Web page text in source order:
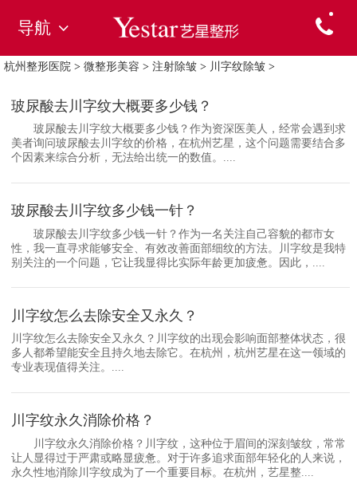
导航
杭州整形医院 > 微整形美容 > 注射除皱 > 川字纹除皱 >
玻尿酸去川字纹大概要多少钱？
玻尿酸去川字纹大概要多少钱？作为资深医美人，经常会遇到求
美者询问玻尿酸去川字纹的价格，在杭州艺星，这个问题需要结合多
个因素来综合分析，无法给出统一的数值。....
玻尿酸去川字纹多少钱一针？
玻尿酸去川字纹多少钱一针？作为一名关注自己容貌的都市女
性，我一直寻求能够安全、有效改善面部细纹的方法。川字纹是我特
别关注的一个问题，它让我显得比实际年龄更加疲惫。因此，....
川字纹怎么去除安全又永久？
川字纹怎么去除安全又永久？川字纹的出现会影响面部整体状态，很
多人都希望能安全且持久地去除它。在杭州，杭州艺星在这一领域的
专业表现值得关注。....
川字纹永久消除价格？
川字纹永久消除价格？川字纹，这种位于眉间的深刻皱纹，常常
让人显得过于严肃或略显疲惫。对于许多追求面部年轻化的人来说，
永久性地消除川字纹成为了一个重要目标。在杭州，艺星整....